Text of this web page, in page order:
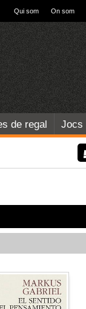
Qui som On som
de regal Jocs